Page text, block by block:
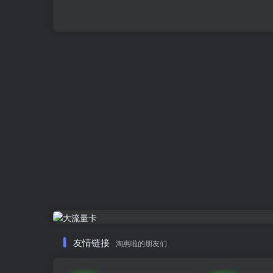
友情链接 淘惠啦的朋友们